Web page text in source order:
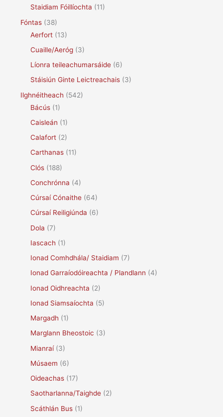
Staidiam Fóillíochta (11)
Fóntas (38)
Aerfort (13)
Cuaille/Aeróg (3)
Líonra teileachumarsáide (6)
Stáisiún Ginte Leictreachais (3)
Ilghnéitheach (542)
Bácús (1)
Caisleán (1)
Calafort (2)
Carthanas (11)
Clós (188)
Conchrónna (4)
Cúrsaí Cónaithe (64)
Cúrsaí Reiligiúnda (6)
Dola (7)
Iascach (1)
Ionad Comhdhála/ Staidiam (7)
Ionad Garraíodóireachta / Plandlann (4)
Ionad Oidhreachta (2)
Ionad Siamsaíochta (5)
Margadh (1)
Marglann Bheostoic (3)
Mianraí(3)
Músaem (6)
Oideachas (17)
Saotharlanna/Taighde (2)
Scáthlán Bus (1)